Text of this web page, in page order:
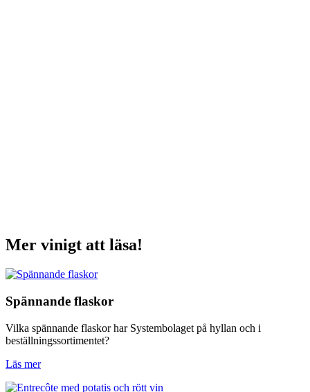
Mer vinigt att läsa!
Spännande flaskor
Vilka spännande flaskor har Systembolaget på hyllan och i
beställningssortimentet?
Läs mer